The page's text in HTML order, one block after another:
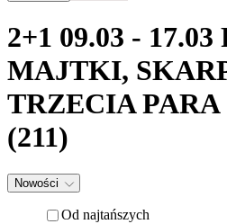
2+1 09.03 -
MAJTKI,
TRZECIA PARA
(211)
Nowości
Od najtańszych